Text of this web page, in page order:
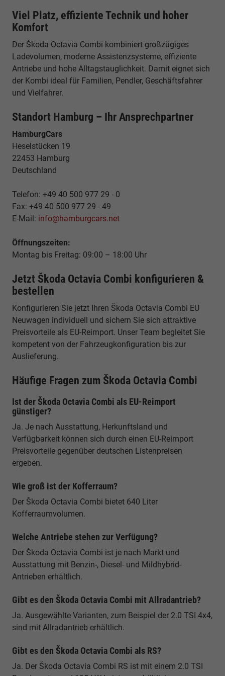
Viel Platz, effiziente Technik und hoher
Komfort
Der Škoda Octavia Combi kombiniert großzügiges
Ladevolumen, moderne Assistenzsysteme, effiziente
Antriebe und hohe Alltagstauglichkeit. Damit eignet sich
der Kombi ideal für Familien, Pendler, Geschäftsfahrer
und Vielfahrer.
Standort Hamburg – Ihr Ansprechpartner
HamburgCars
Heselstücken 19
22453 Hamburg
Deutschland
Telefon: +49 40 500 977 29 - 0
Fax: +49 40 500 977 29 - 49
E-Mail: info@hamburgcars.net
Öffnungszeiten:
Montag bis Freitag: 09:00 – 18:00 Uhr
Jetzt Škoda Octavia Combi konfigurieren &
bestellen
Konfigurieren Sie jetzt Ihren Škoda Octavia Combi EU
Neuwagen individuell und sichern Sie sich attraktive
Preisvorteile als EU-Reimport. Unser Team begleitet Sie
kompetent von der Fahrzeugkonfiguration bis zur
Auslieferung.
Häufige Fragen zum Škoda Octavia Combi
Ist der Škoda Octavia Combi als EU-Reimport
günstiger?
Ja. Je nach Ausstattung, Herkunftsland und
Verfügbarkeit können sich durch einen EU-Reimport
Preisvorteile gegenüber deutschen Listenpreisen
ergeben.
Wie groß ist der Kofferraum?
Der Škoda Octavia Combi bietet 640 Liter
Kofferraumvolumen.
Welche Antriebe stehen zur Verfügung?
Der Škoda Octavia Combi ist je nach Markt und
Ausstattung mit Benzin-, Diesel- und Mildhybrid-
Antrieben erhältlich.
Gibt es den Škoda Octavia Combi mit Allradantrieb?
Ja. Ausgewählte Varianten, zum Beispiel der 2.0 TSI 4x4,
sind mit Allradantrieb erhältlich.
Gibt es den Škoda Octavia Combi als RS?
Ja. Der Škoda Octavia Combi RS ist mit einem 2.0 TSI